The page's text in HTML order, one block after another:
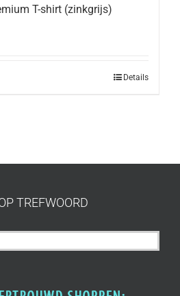
T-shirt (zinkgrijs)
Details
TREFWOORD